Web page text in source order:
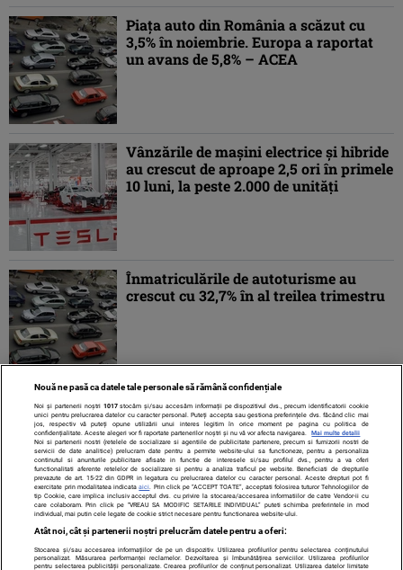
Piaţa auto din România a scăzut cu
3,5% în noiembrie. Europa a raportat
un avans de 5,8% – ACEA
Vânzările de maşini electrice şi hibride
au crescut de aproape 2,5 ori în primele
10 luni, la peste 2.000 de unităţi
Înmatriculările de autoturisme au
crescut cu 32,7% în al treilea trimestru
1 2 »
Contact Despre noi Termeni și condiții
Nouă ne pasă ca datele tale personale să rămână confidențiale
Noi și partenerii noștri 1017stocăm și/sau accesăm informații pe dispozitivul dvs., precum identificatorii cookie
unici pentru prelucrarea datelor cu caracter personal. Puteți accepta sau gestiona preferințele dvs. făcând clic mai
jos, respectiv vă puteți opune utilizării unui interes legitim în orice moment pe pagina cu politica de
confidențialitate. Aceste alegeri vor fi raportate partenerilor noștri și nu vă vor afecta navigarea.
Mai multe detalii
Noi si partenerii nostri (retelele de socializare si agentiile de publicitate partenere, precum si furnizorii nostri de
servicii de date analitice) prelucram date pentru a permite website-ului sa functioneze, pentru a personaliza
continutul si anunturile publicitare afisate in functie de interesele si/sau profilul dvs., pentru a va oferi
functionalitati aferente retelelor de socializare si pentru a analiza traficul pe website. Beneficiati de drepturile
prevazute de art. 15-22 din GDPR in legatura cu prelucrarea datelor cu caracter personal. Aceste drepturi pot fi
exercitate prin modalitatea indicataaici . Prin click pe “ACCEPT TOATE”, acceptati folosirea tuturor Tehnologiilor de
tip Cookie, care implica inclusiv acceptul dvs. cu privire la stocarea/accesarea informatiilor de catre Vendor-ii cu
care colaboram. Prin click pe “VREAU SA MODIFIC SETARILE INDIVIDUAL” puteti schimba preferintele in mod
individual, mai putin cele legate de cookie strict necesare pentru functionarea website-ului.
Atât noi, cât și partenerii noștri prelucrăm datele pentru a oferi:
Stocarea și/sau accesarea informațiilor de pe un dispozitiv. Utilizarea profilurilor pentru selectarea conținutului
personalizat. Măsurarea performanței reclamelor. Dezvoltarea și îmbunătățirea serviciilor. Utilizarea profilurilor
pentru selectarea publicității personalizate. Crearea profilurilor de conținut personalizat. Utilizarea datelor limitate